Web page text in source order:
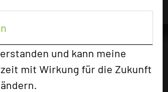
und kann meine
mit Wirkung für die Zukunft